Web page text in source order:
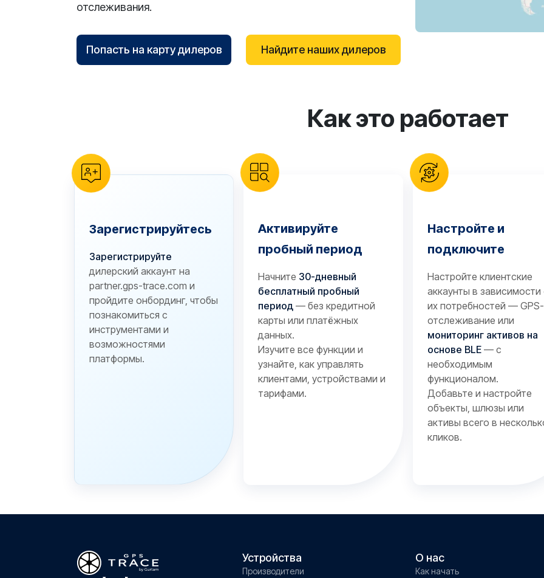
отслеживания.
Попасть на карту дилеров Найдите наших дилеров
Как это работает
Зарегистрируйтесь
Зарегистрируйте
дилерский аккаунт на
partner.gps-trace.com и
пройдите онбординг, чтобы
познакомиться с
инструментами и
возможностями
платформы.
Активируйте
пробный период
Начните 30-дневный
бесплатный пробный
период — без кредитной
карты или платёжных
данных.
Изучите все функции и
узнайте, как управлять
клиентами, устройствами и
тарифами.
Настройте и
подключите
Настройте клиентские
аккаунты в зависимости
их потребностей — GPS-
отслеживание или
мониторинг активов на
основе BLE — с
необходимым
функционалом.
Добавьте и настройте
объекты, шлюзы или
активы всего в
кликов.
Устройства
Производители
О нас
Как начать